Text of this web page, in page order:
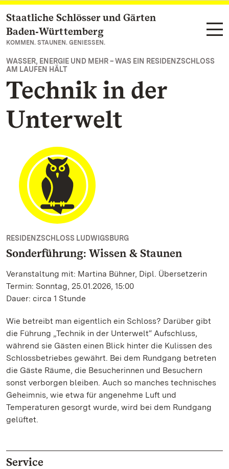
Zum Hauptinhalt springen
Staatliche Schlösser und Gärten
Baden‑Württemberg
KOMMEN. STAUNEN. GENIESSEN.
WASSER, ENERGIE UND MEHR – WAS EIN RESIDENZSCHLOSS
AM LAUFEN HÄLT
Technik in der
Unterwelt
RESIDENZSCHLOSS LUDWIGSBURG
Sonderführung: Wissen & Staunen
Veranstaltung mit: Martina Bühner, Dipl. Übersetzerin
Termin: Sonntag, 25.01.2026, 15:00
Dauer: circa 1 Stunde
Wie betreibt man eigentlich ein Schloss? Darüber gibt
die Führung „Technik in der Unterwelt“ Aufschluss,
während sie Gästen einen Blick hinter die Kulissen des
Schlossbetriebes gewährt. Bei dem Rundgang betreten
die Gäste Räume, die Besucherinnen und Besuchern
sonst verborgen bleiben. Auch so manches technisches
Geheimnis, wie etwa für angenehme Luft und
Temperaturen gesorgt wurde, wird bei dem Rundgang
gelüftet.
Service